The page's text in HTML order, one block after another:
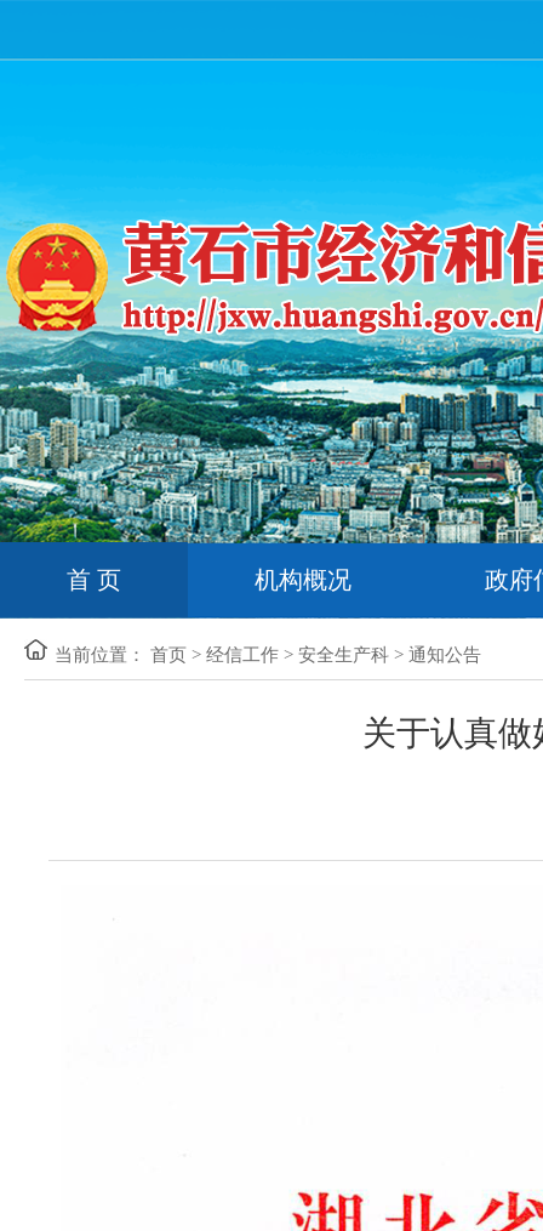
首 页 机构概况 政府
当前位置： 首页 > 经信工作 > 安全生产科 > 通知公告
关于认真做